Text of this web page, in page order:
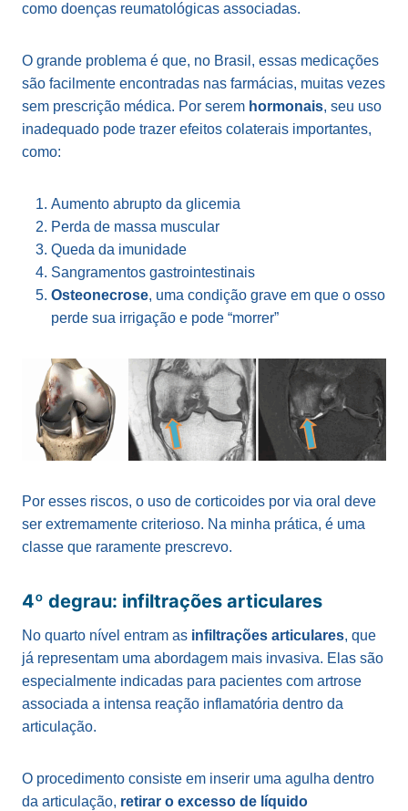
como doenças reumatológicas associadas.
O grande problema é que, no Brasil, essas medicações
são facilmente encontradas nas farmácias, muitas vezes
sem prescrição médica. Por serem hormonais, seu uso
inadequado pode trazer efeitos colaterais importantes,
como:
Aumento abrupto da glicemia
Perda de massa muscular
Queda da imunidade
Sangramentos gastrointestinais
Osteonecrose, uma condição grave em que o osso
perde sua irrigação e pode “morrer”
Por esses riscos, o uso de corticoides por via oral deve
ser extremamente criterioso. Na minha prática, é uma
classe que raramente prescrevo.
4º degrau: infiltrações articulares
No quarto nível entram as infiltrações articulares, que
já representam uma abordagem mais invasiva. Elas são
especialmente indicadas para pacientes com artrose
associada a intensa reação inflamatória dentro da
articulação.
O procedimento consiste em inserir uma agulha dentro
da articulação, retirar o excesso de líquido